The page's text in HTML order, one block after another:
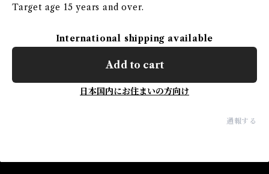
Target age 15 years and over.
International shipping available
Add to cart
日本国内にお住まいの方向け
通報する